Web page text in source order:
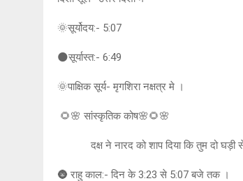
🌞सूर्योदय:- 5:07
🌑सूर्यास्त:- 6:49
🌞पाक्षिक सूर्य- मृगशिरा नक्षत्र मे ।
🌻🌸 सांस्कृतिक कोष🌸🌻🌸
दक्ष ने नारद को शाप दिया कि तुम दो घड़ी
🌚 राहु काल:- दिन के 3:23 से 5:07 बजे तक ।